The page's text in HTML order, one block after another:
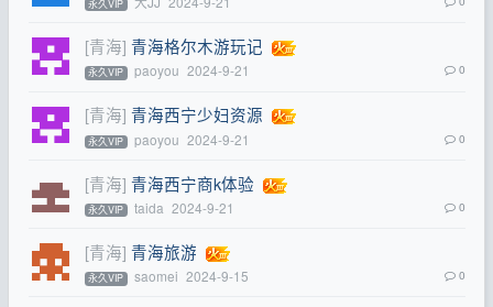
永久VIP
[青海] 青海格尔木游玩记
永久VIP paoyou 2024-9-21 0
[青海] 青海西宁少妇资源
永久VIP paoyou 2024-9-21 0
[青海] 青海西宁商k体验
永久VIP taida 2024-9-21 0
[青海] 青海旅游
永久VIP saomei 2024-9-15 0